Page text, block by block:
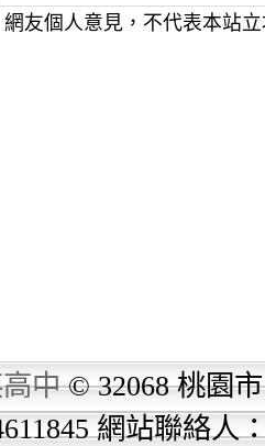
網友個人意見，不代表本站
中© 32068 桃園市
網站聯絡人